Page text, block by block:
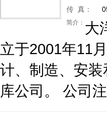
传 真：
简介： 大
立于2001年11
计、制造、安
库公司。 公司